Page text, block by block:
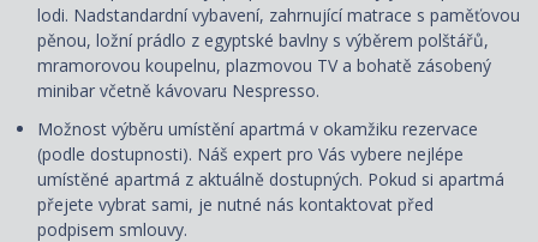
lodi. Nadstandardní vybavení, zahrnující matrace s paměťovou
pěnou, ložní prádlo z egyptské bavlny s výběrem polštářů,
mramorovou koupelnu, plazmovou TV a bohatě zásobený
minibar včetně kávovaru Nespresso.
Možnost výběru umístění apartmá v okamžiku rezervace
(podle dostupnosti). Náš expert pro Vás vybere nejlépe
umístěné apartmá z aktuálně dostupných. Pokud si apartmá
přejete vybrat sami, je nutné nás kontaktovat před
podpisem smlouvy.